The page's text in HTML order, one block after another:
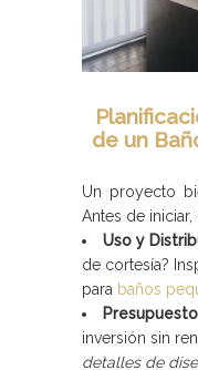
de un
Un proyecto
Antes de iniciar,
Uso y
de cortesía?
para baños
inversión sin
detalles de